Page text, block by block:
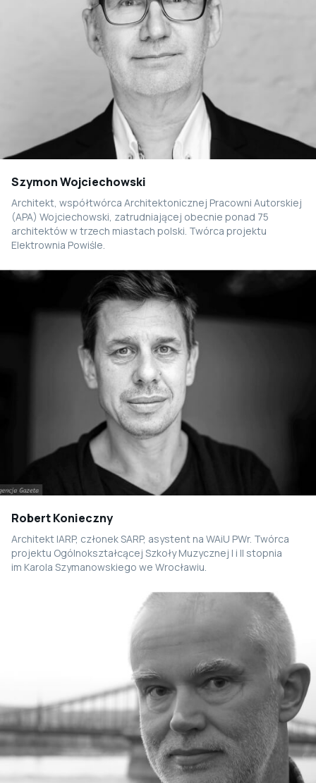
Szymon Wojciechowski
Architekt, współtwórca Architektonicznej Pracowni Autorskiej
(APA) Wojciechowski, zatrudniającej obecnie ponad 75
architektów w trzech miastach polski. Twórca projektu
Elektrownia Powiśle.
Robert Konieczny
Architekt IARP, członek SARP, asystent na WAiU PWr. Twórca
projektu Ogólnokształcącej Szkoły Muzycznej I i II stopnia
im Karola Szymanowskiego we Wrocławiu.